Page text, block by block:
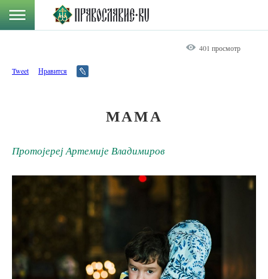
401 просмотр
Tweet Нравится
МАМА
Протојереј Артемије Владимиров